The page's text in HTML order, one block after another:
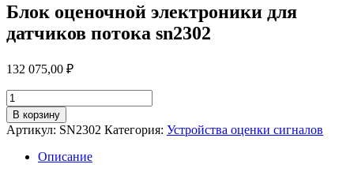
Блок оценочной электроники для
датчиков потока sn2302
132 075,00 ₽
Количество
товара
Блок
оценочной
электроники
В корзину
Артикул: SN2302 Категория: Устройства оценки сигналов
Описание